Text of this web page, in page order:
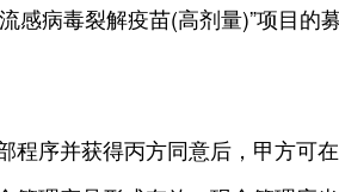
感病毒裂解疫苗(高剂量)”项目
程序并获得丙方同意后，甲方